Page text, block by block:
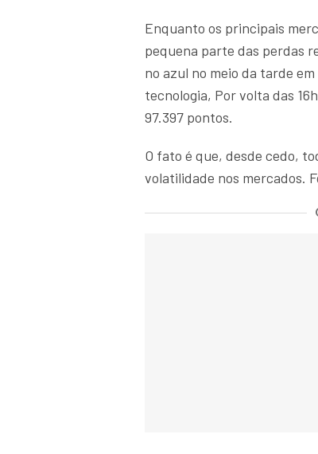
Enquanto os principais
pequena parte das perdas
no azul no meio da tarde
tecnologia, Por volta das
97.397 pontos.
O fato é que, desde cedo,
volatilidade nos mercados.